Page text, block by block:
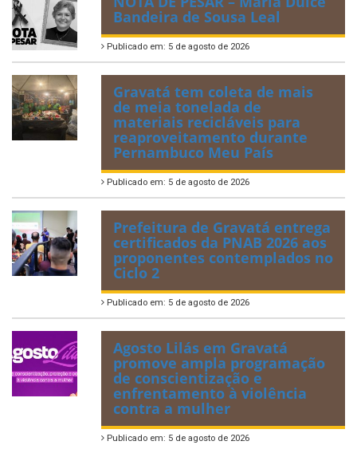
Bandeira de Sousa Leal
Publicado em: 5 de agosto de 2026
Gravatá tem coleta de mais
de meia tonelada de
materiais recicláveis para
reaproveitamento durante
Pernambuco Meu País
Publicado em: 5 de agosto de 2026
Prefeitura de Gravatá entrega
certificados da PNAB 2026 aos
proponentes contemplados no
Ciclo 2
Publicado em: 5 de agosto de 2026
Agosto Lilás em Gravatá
promove ampla programação
de conscientização e
enfrentamento à violência
contra a mulher
Publicado em: 5 de agosto de 2026